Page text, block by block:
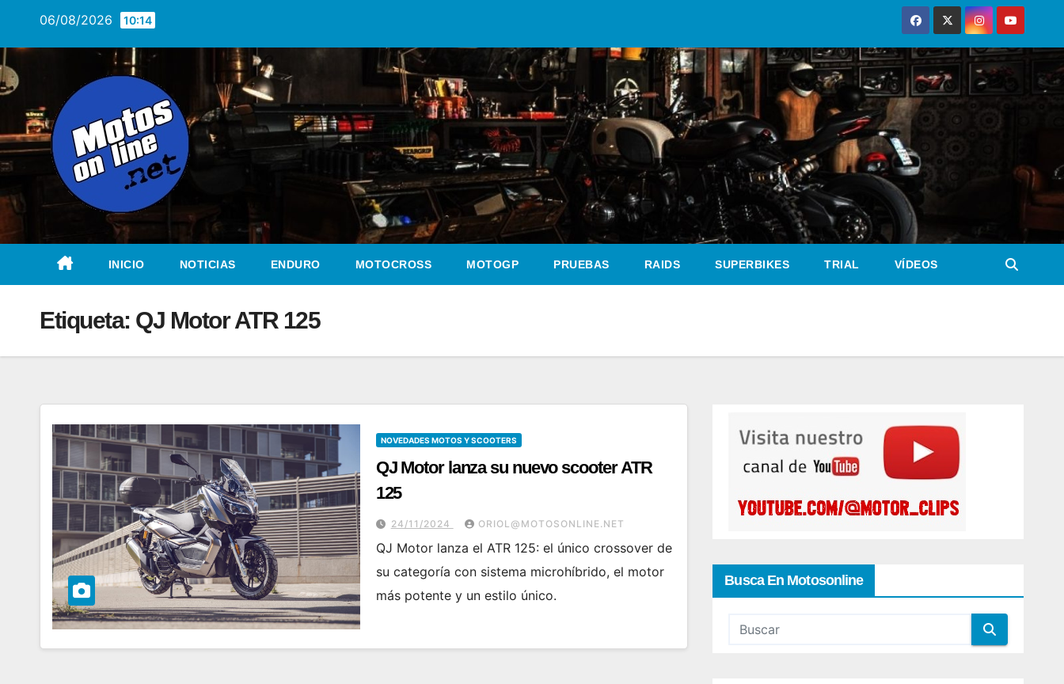
contenido
06/08/2026 10:14
INICIO NOTICIAS ENDURO MOTOCROSS MOTOGP PRUEBAS RAIDS SUPERBIKES TRIAL VÍDEOS
Etiqueta: QJ Motor ATR 125
NOVEDADES MOTOS Y SCOOTERS
QJ Motor lanza su nuevo scooter ATR
125
24/11/2024 ORIOL@MOTOSONLINE.NET
QJ Motor lanza el ATR 125: el único crossover de
su categoría con sistema microhíbrido, el motor
más potente y un estilo único.
Busca En Motosonline